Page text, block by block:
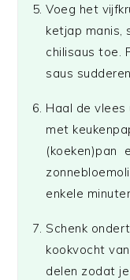
Voeg het
ketjap manis,
chilisaus toe.
saus
Haal de vlees
met
(koeken)pan
enkele
Schenk
kookvocht
delen zodat